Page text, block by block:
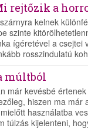
rejtőzik a
kelnek
szinte
ígéretével a
rosszindulatú
múltból
már kevésbé
hiszen ma
használatba
túlzás kijelenteni,